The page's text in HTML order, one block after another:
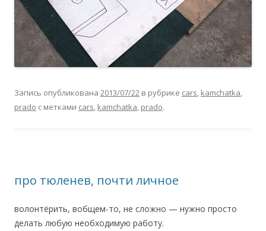
Запись опубликована 2013/07/22 в рубрике cars, kamchatka,
prado с метками cars, kamchatka, prado.
про тюленев, почти личное
волонтёрить, вобщем-то, не сложно — нужно просто
делать любую необходимую работу.